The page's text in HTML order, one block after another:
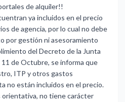
de alquiler!!
ya incluidos en el precio
de agencia, por lo cual no debe
por gestión ni asesoramiento
del Decreto de la Junta
de Octubre, se informa que
ITP y otros gastos
no están incluidos en el precio.
orientativa, no tiene carácter